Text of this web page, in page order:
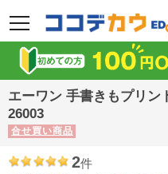
メニュー
エーワン 手書きもプリン
26003
合せ買い商品
2件